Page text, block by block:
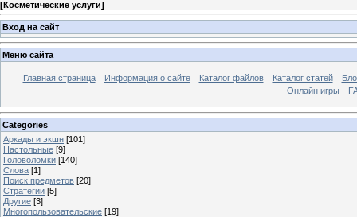
[Косметические услуги]
Вход на сайт
Меню сайта
Главная страница Информация о сайте Каталог файлов Каталог статей
Онлайн игры
Categories
Аркады и экшн [101]
Настольные [9]
Головоломки [140]
Слова [1]
Поиск предметов [20]
Стратегии [5]
Другие [3]
Многопользовательские [19]